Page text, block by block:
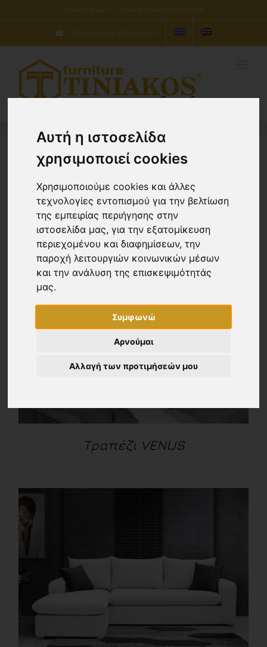
Αυτή η ιστοσελίδα
χρησιμοποιεί cookies
Χρησιμοποιούμε cookies και άλλες
τεχνολογίες εντοπισμού για την βελτίωση
της εμπειρίας περιήγησης στην
ιστοσελίδα μας, για την εξατομίκευση
περιεχομένου και διαφημίσεων, την
παροχή λειτουργιών κοινωνικών μέσων
και την ανάλυση της επισκεψιμότητάς
μας.
Συμφωνώ
Αρνούμαι
Αλλαγή των προτιμήσεών μου
στο
περιεχόμενο
Καλέστε μας! | sales@tiniakoshotel.com
Site Οικιακού Εξοπλισμού
Ταξινόμηση ανάΠροκαθορισμένη
Προβολή10 Προϊόντων
Tραπέζι VENUS